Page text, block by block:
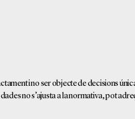
i no ser objecte de decisions
no s’ajusta a la normativa, pot